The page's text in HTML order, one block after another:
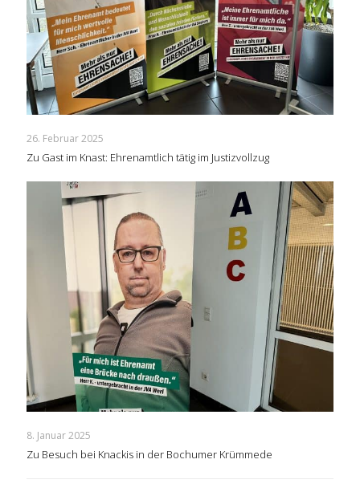
26. Februar 2025
Zu Gast im Knast: Ehrenamtlich tätig im Justizvollzug
8. Januar 2025
Zu Besuch bei Knackis in der Bochumer Krümmede